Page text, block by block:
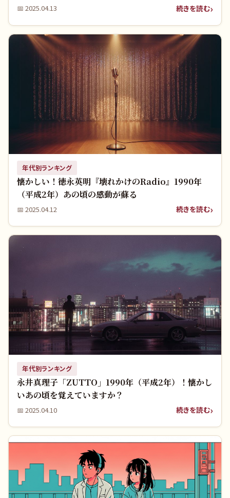
📅 2025.04.13 続きを読む
年代別ランキング
懐かしい！徳永英明『壊れかけのRadio』1990年
（平成2年）あの頃の感動が蘇る
📅 2025.04.12 続きを読む
年代別ランキング
永井真理子「ZUTTO」1990年（平成2年）！懐かし
いあの頃を覚えていますか？
📅 2025.04.10 続きを読む